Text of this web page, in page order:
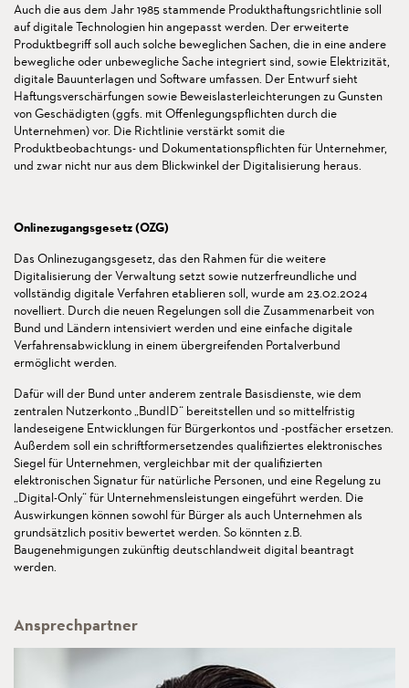
Auch die aus dem Jahr 1985 stammende Produkthaftungsrichtlinie soll
auf digitale Technologien hin angepasst werden. Der erweiterte
Produktbegriff soll auch solche beweglichen Sachen, die in eine andere
bewegliche oder unbewegliche Sache integriert sind, sowie Elektrizität,
digitale Bauunterlagen und Software umfassen. Der Entwurf sieht
Haftungsverschärfungen sowie Beweislasterleichterungen zu Gunsten
von Geschädigten (ggfs. mit Offenlegungspflichten durch die
Unternehmen) vor. Die Richtlinie verstärkt somit die
Produktbeobachtungs- und Dokumentationspflichten für Unternehmer,
und zwar nicht nur aus dem Blickwinkel der Digitalisierung heraus.
Onlinezugangsgesetz (OZG)
Das Onlinezugangsgesetz, das den Rahmen für die weitere
Digitalisierung der Verwaltung setzt sowie nutzerfreundliche und
vollständig digitale Verfahren etablieren soll, wurde am 23.02.2024
novelliert. Durch die neuen Regelungen soll die Zusammenarbeit von
Bund und Ländern intensiviert werden und eine einfache digitale
Verfahrensabwicklung in einem übergreifenden Portalverbund
ermöglicht werden.
Dafür will der Bund unter anderem zentrale Basisdienste, wie dem
zentralen Nutzerkonto „BundID“ bereitstellen und so mittelfristig
landeseigene Entwicklungen für Bürgerkontos und -postfächer ersetzen.
Außerdem soll ein schriftformersetzendes qualifiziertes elektronisches
Siegel für Unternehmen, vergleichbar mit der qualifizierten
elektronischen Signatur für natürliche Personen, und eine Regelung zu
„Digital-Only“ für Unternehmensleistungen eingeführt werden. Die
Auswirkungen können sowohl für Bürger als auch Unternehmen als
grundsätzlich positiv bewertet werden. So könnten z.B.
Baugenehmigungen zukünftig deutschlandweit digital beantragt
werden.
Ansprechpartner